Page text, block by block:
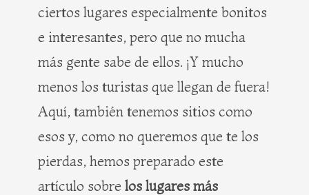
ciertos lugares especialmente bonitos
e interesantes, pero que no mucha
más gente sabe de ellos. ¡Y mucho
menos los turistas que llegan de fuera!
Aquí, también tenemos sitios como
esos y, como no queremos que te los
pierdas, hemos preparado este
artículo sobre los lugares más